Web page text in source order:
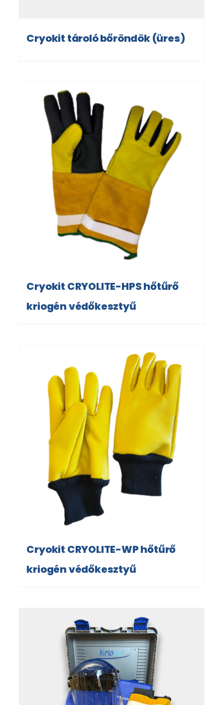
Cryokit tároló bőröndök (üres)
Cryokit CRYOLITE-HPS hőtűrő
kriogén védőkesztyű
Cryokit CRYOLITE-WP hőtűrő
kriogén védőkesztyű